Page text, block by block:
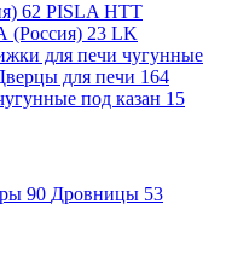
62 PISLA HTT
23 LK
для печи чугунные
для печи 164
под казан 15
90 Дровницы 53